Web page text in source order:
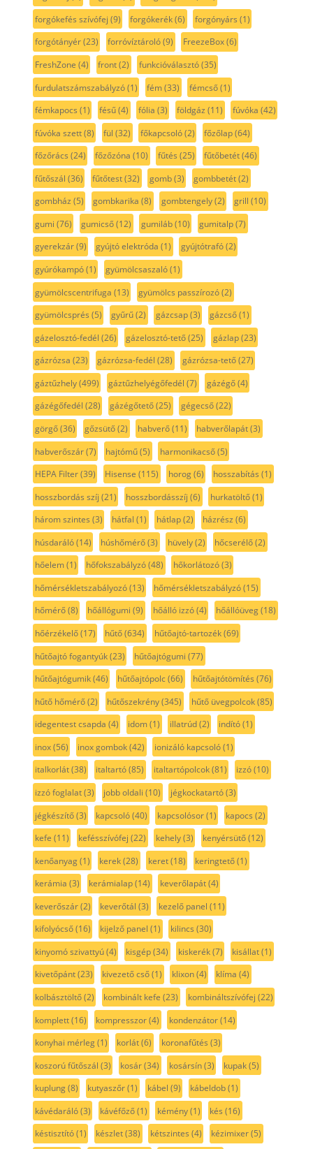
forgókefés szívófej (9) forgókerék(6) forgónyárs (1)
forgótányér(23) forróvíztároló(9) FreezeBox(6)
FreshZone (4) front(2) funkcióválasztó(35)
furdulatszámszabályzó(1) fém(33) fémcső(1)
fémkapocs (1) fésű(4) fólia (3) földgáz (11) fúvóka (42)
fúvóka szett(8) fül (32) főkapcsoló(2) főzőlap(64)
főzőrács (24) főzőzóna (10) fűtés (25) fűtőbetét(46)
fűtőszál (36) fűtőtest(32) gomb(3) gombbetét(2)
gombház (5) gombkarika (8) gombtengely(2) grill (10)
gumi (76) gumicső(12) gumiláb(10) gumitalp(7)
gyerekzár(9) gyújtó elektróda (1) gyújtótrafó(2)
gyúrókampó(1) gyümölcsaszaló(1)
gyümölcscentrifuga (13) gyümölcs passzírozó(2)
gyümölcsprés (5) gyűrű(2) gázcsap(3) gázcső(1)
gázelosztó-fedél (26) gázelosztó-tető(25) gázlap(23)
gázrózsa (23) gázrózsa-fedél (28) gázrózsa-tető(27)
gáztűzhely(499) gáztűzhelyégőfedél (7) gázégő(4)
gázégőfedél (28) gázégőtető(25) gégecső(22)
görgő(36) gőzsütő(2) habverő(11) habverőlapát(3)
habverőszár(7) hajtómű(5) harmonikacső(5)
HEPA Filter(39) Hisense (115) horog(6) hosszabítás (1)
hosszbordás szíj (21) hosszbordásszíj (6) hurkatöltő(1)
három szintes (3) hátfal (1) hátlap(2) házrész (6)
húsdaráló(14) húshőmérő(3) hüvely(2) hőcserélő(2)
hőelem(1) hőfokszabályzó(48) hőkorlátozó(3)
hőmérsékletszabályozó(13) hőmérsékletszabályzó(15)
hőmérő(8) hőállógumi (9) hőálló izzó(4) hőállóüveg(18)
hőérzékelő(17) hűtő(634) hűtőajtó-tartozék(69)
hűtőajtó fogantyúk(23) hűtőajtógumi (77)
hűtőajtógumik(46) hűtőajtópolc(66) hűtőajtótömítés (76)
hűtő hőmérő(2) hűtőszekrény(345) hűtő üvegpolcok(85)
idegentest csapda (4) idom(1) illatrúd(2) indító(1)
inox(56) inox gombok(42) ionizáló kapcsoló(1)
italkorlát(38) italtartó(85) italtartópolcok(81) izzó(10)
izzó foglalat(3) jobb oldali (10) jégkockatartó(3)
jégkészítő(3) kapcsoló(40) kapcsolósor(1) kapocs (2)
kefe (11) kefésszívófej (22) kehely(3) kenyérsütő(12)
kenőanyag(1) kerek(28) keret(18) keringtető(1)
kerámia (3) kerámialap(14) keverőlapát(4)
keverőszár(2) keverőtál (3) kezelő panel (11)
kifolyócső(16) kijelző panel (1) kilincs (30)
kinyomó szivattyú(4) kisgép(34) kiskerék(7) kisállat(1)
kivetőpánt(23) kivezető cső(1) klixon(4) klíma (4)
kolbásztöltő(2) kombinált kefe (23) kombináltszívófej (22)
komplett(16) kompresszor(4) kondenzátor(14)
konyhai mérleg(1) korlát(6) koronafűtés (3)
koszorú fűtőszál (3) kosár(34) kosársín(3) kupak(5)
kuplung(8) kutyaszőr(1) kábel (9) kábeldob(1)
kávédaráló(3) kávéfőző(1) kémény(1) kés (16)
késtisztító(1) készlet(38) kétszintes (4) kézimixer(5)